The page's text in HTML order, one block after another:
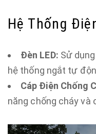
Hệ Thống
Đèn LED: Sử
hệ thống ngắt tự
Cáp Điện Chống
năng chống cháy và